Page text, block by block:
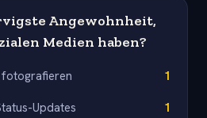
Angewohnheit,
Medien haben?
fotografieren 1
Updates 1